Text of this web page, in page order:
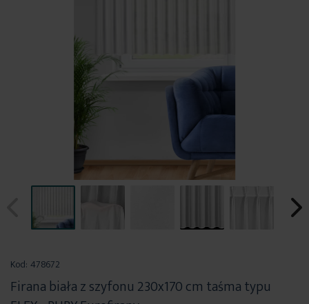
początek
galerii
Kod: 478672
Firana biała z szyfonu 230x170 cm taśma typu